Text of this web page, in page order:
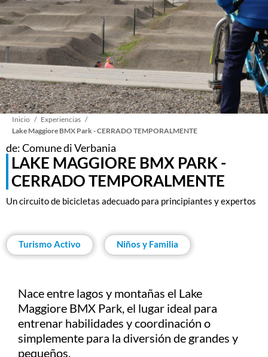
Sobrescribir
enlaces
de
ayuda
a
la
navegación
Inicio
Experiencias
Lake Maggiore BMX Park - CERRADO TEMPORALMENTE
de: Comune di Verbania
LAKE MAGGIORE BMX PARK -
CERRADO TEMPORALMENTE
Un circuito de bicicletas adecuado para principiantes y expertos
Turismo Activo Niños y Familia
Nace entre lagos y montañas el Lake
Maggiore BMX Park, el lugar ideal para
entrenar habilidades y coordinación o
simplemente para la diversión de grandes y
pequeños.